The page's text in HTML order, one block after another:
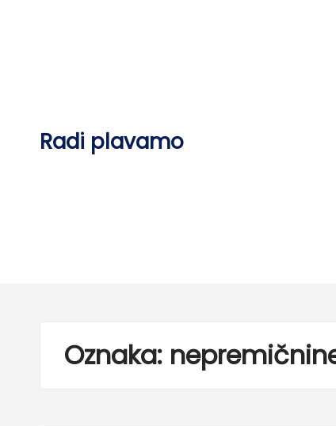
Radi plavamo
Oznaka: